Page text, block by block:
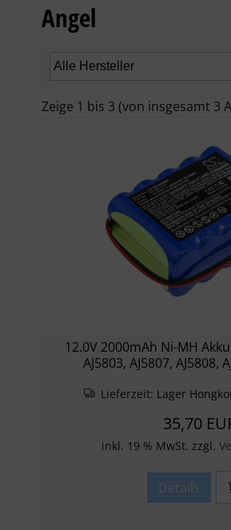
Angel
Zeige 1 bis 3 (von insgesamt 3
12.0V 2000mAh Ni-MH
AJ5803, AJ5807, AJ5808,
Lieferzeit: Lager
35,70
inkl. 19 % MwSt. zzgl.
Details